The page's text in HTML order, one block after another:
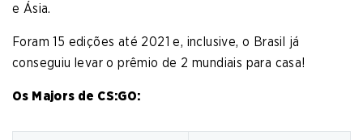
e Ásia.
Foram 15 edições até 2021 e, inclusive, o Brasil já
conseguiu levar o prêmio de 2 mundiais para casa!
Os Majors de CS:GO: